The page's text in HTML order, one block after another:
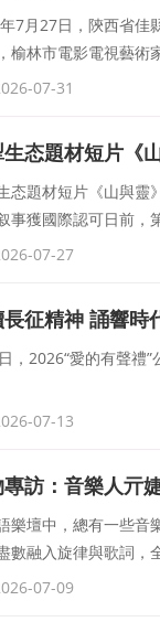
7月27日，陝西省佳
榆林市電影電視藝術
07-31
态題材短片《
态題材短片《山與靈
事獲國際認可日前，
07-27
征精神 誦響時
，2026“愛的有聲禮
07-13
專訪：音樂人亓
樂壇中，總有一些音
數融入旋律與歌詞，
07-09